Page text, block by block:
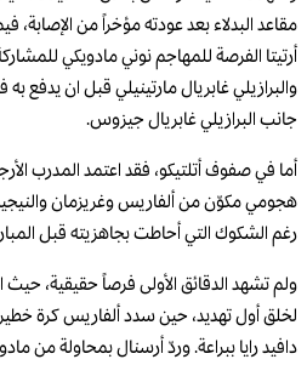
مقاعد البدلاء بعد عودته مؤخراً من الإصابة،
أرتيتا الفرصة للمهاجم نوني مادويكي
والبرازيلي غابريال مارتينيلي قبل ان يدفع
جانب البرازيلي غابريال جيزوس.
أما في صفوف أتلتيكو، فقد اعتمد المدرب
هجومي مكوّن من ألفاريس وغريزمان
رغم الشكوك التي أحاطت بجاهزيته قبل
لخلق أول تهديد، حين سدد ألفاريس كرة
دافيد رايا ببراعة. وردّ أرسنال بمحاولة من